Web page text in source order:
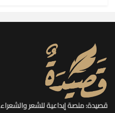
قصيدة: منصة إبداعية للشعر والشعراء